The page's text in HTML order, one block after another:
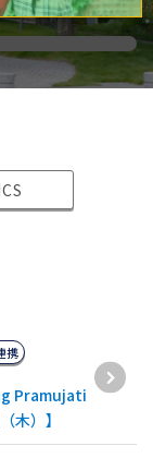
Pramujati
木）】
携